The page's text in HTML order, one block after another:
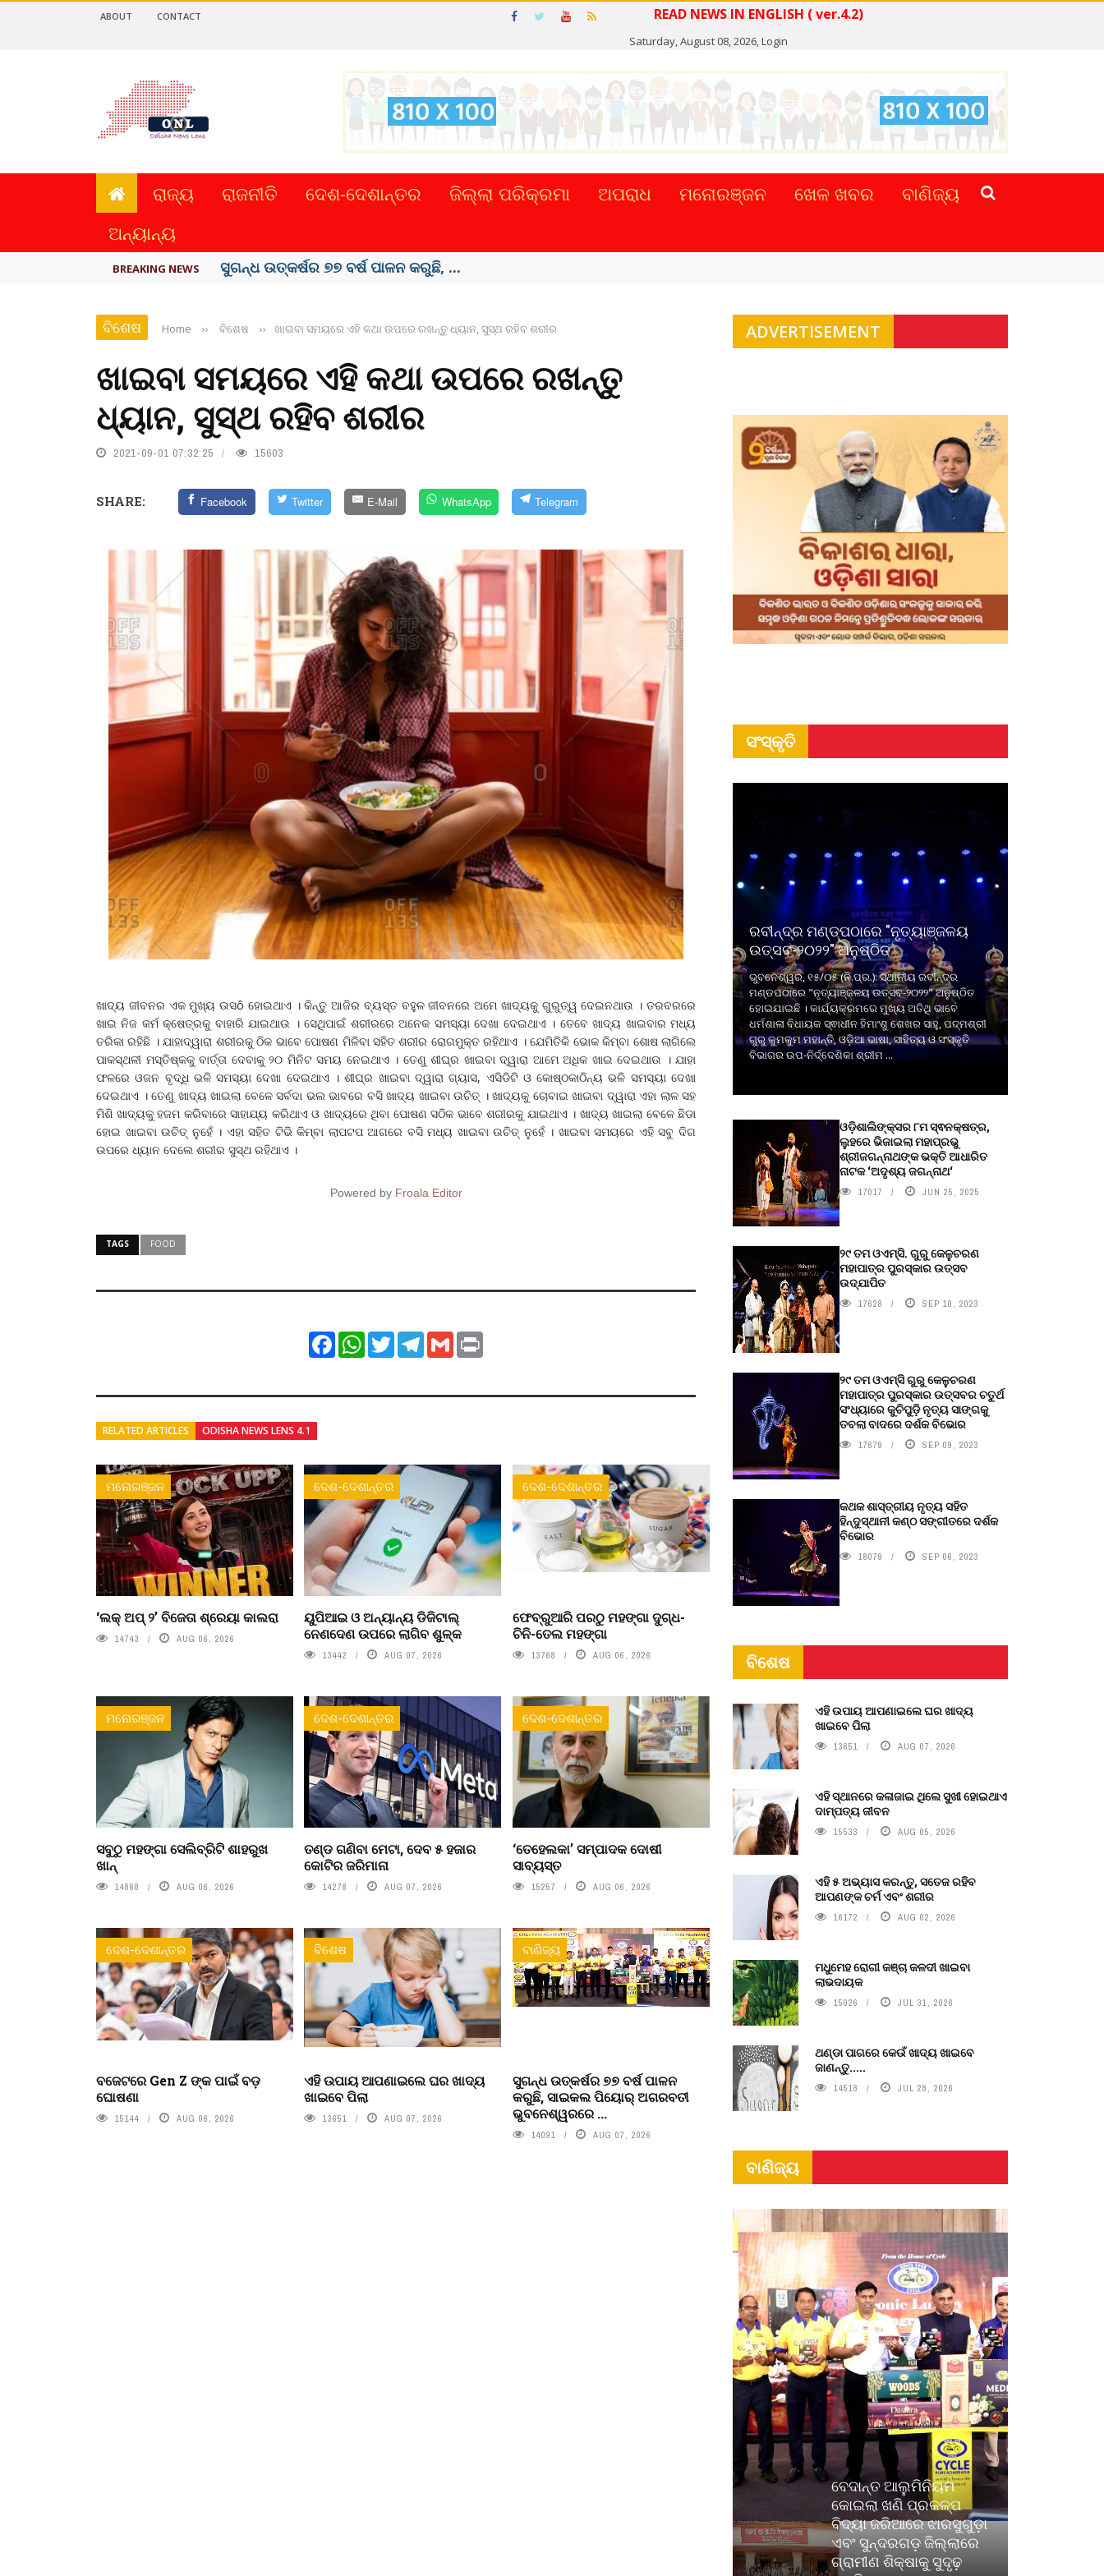
READ NEWS IN ENGLISH ( ver.4.2)
Saturday, August 08, 2026,Login
ABOUT CONTACT
ରାଜ୍ୟ ରାଜନୀତି ଦେଶ-ଦେଶାନ୍ତର ଜିଲ୍ଲା ପରିକ୍ରମା ଅପରାଧ ମନୋରଞ୍ଜନ ଖେଳ ଖବର
ବାଣିଜ୍ୟ
ଅନ୍ୟାନ୍ୟ
BREAKING NEWS ୟୁପିଆଇ ଓ ଅନ୍ୟାନ୍ୟ ଡିଜିଟାଲ୍ ନେଣଦେଣ ...
ବିଶେଷ Home ›› ବିଶେଷ ›› ଖାଇବା ସମୟରେ ଏହି କଥା ଉପରେ ରଖନ୍ତୁ ଧ୍ୟାନ, ସୁସ୍ଥ ରହିବ ଶରୀର
ଖାଇବା ସମୟରେ ଏହି କଥା ଉପରେ ରଖନ୍ତୁ
ଧ୍ୟାନ, ସୁସ୍ଥ ରହିବ ଶରୀର
2021-09-01 07:32:25 15603
SHARE: Facebook Twitter E-Mail WhatsApp Telegram
ଖାଦ୍ୟ ଜୀବନର ଏକ ମୁଖ୍ୟ ଉସô ହୋଇଥାଏ । କିନ୍ତୁ ଆଜିର ବ୍ୟସ୍ତ ବହୁଳ ଜୀବନରେ ଅମେ ଖାଦ୍ୟକୁ ଗୁରୁତ୍ୱ ଦେଇନଥାଉ । ତରବରରେ
ଖାଇ ନିଜ କର୍ମ କ୍ଷେତ୍ରକୁ ବାହାରି ଯାଇଥାଉ । ସେଥିପାଇଁ ଶରୀରରେ ଅନେକ ସମସ୍ୟା ଦେଖା ଦେଇଥାଏ । ତେବେ ଖାଦ୍ୟ ଖାଇବାର ମଧ୍ୟ
ତରିକା ରହିଛି । ଯାହାଦ୍ୱାରା ଶରୀରକୁ ଠିକ ଭାବେ ପୋଷଣ ମିଳିବା ସହିତ ଶରୀର ରୋଗମୁକ୍ତ ରହିଥାଏ । ଯେମିତିକି ଭୋକ କିମ୍ବା ଶୋଷ ଲାଗିଲେ
ପାକସ୍ଥଳୀ ମସ୍ତିଷ୍କକୁ ବାର୍ତ୍ତା ଦେବାକୁ ୨୦ ମିନିଟ ସମୟ ନେଇଥାଏ । ତେଣୁ ଶୀଘ୍ର ଖାଇବା ଦ୍ୱାରା ଆମେ ଅଧିକ ଖାଇ ଦେଇଥାଉ । ଯାହା
ଫଳରେ ଓଜନ ବୃଦ୍ଧି ଭଳି ସମସ୍ୟା ଦେଖା ଦେଇଥାଏ । ଶୀଘ୍ର ଖାଇବା ଦ୍ୱାରା ଗ୍ୟାସ, ଏସିଡିଟି ଓ କୋଷ୍ଠକାଠିନ୍ୟ ଭଳି ସମସ୍ୟା ଦେଖା
ଦେଇଥାଏ । ତେଣୁ ଖାଦ୍ୟ ଖାଇଲା ବେଳେ ସର୍ବଦା ଭଲ ଭାବରେ ବସି ଖାଦ୍ୟ ଖାଇବା ଉଚିତ୍ । ଖାଦ୍ୟକୁ ଚୋବାଇ ଖାଇବା ଦ୍ୱାରା ଏହା ଲାଳ ସହ
ମିଶି ଖାଦ୍ୟକୁ ହଜମ କରିବାରେ ସାହାଯ୍ୟ କରିଥାଏ ଓ ଖାଦ୍ୟରେ ଥିବା ପୋଷଣ ସଠିକ ଭାବେ ଶରୀରକୁ ଯାଇଥାଏ । ଖାଦ୍ୟ ଖାଇଲା ବେଳେ ଛିଡା
ହୋଇ ଖାଇବା ଉଚିତ୍ ନୁହେଁ । ଏହା ସହିତ ଟିଭି କିମ୍ବା ଲାପଟପ ଆଗରେ ବସି ମଧ୍ୟ ଖାଇବା ଉଚିତ୍ ନୁହେଁ । ଖାଇବା ସମୟରେ ଏହି ସବୁ ଦିଗ
ଉପରେ ଧ୍ୟାନ ଦେଲେ ଶରୀର ସୁସ୍ଥ ରହିଥାଏ ।
Powered by Froala Editor
TAGS FOOD
FacebookWhatsApp
TwitterTelegram
Gmail
RELATED ARTICLES ODISHA NEWS LENS 4.1
ମନୋରଞ୍ଜନ
‘ଲକ୍ ଅପ୍ ୨’ ବିଜେତା ଶ୍ରେୟା କାଲରା
14743 AUG 06, 2026
ଦେଶ-ଦେଶାନ୍ତର
ୟୁପିଆଇ ଓ ଅନ୍ୟାନ୍ୟ ଡିଜିଟାଲ୍
ନେଣଦେଣ ଉପରେ ଲାଗିବ ଶୁଳ୍କ
13442 AUG 07, 2026
ଦେଶ-ଦେଶାନ୍ତର
ଫେବ୍ରୁଆରି ପରଠୁ ମହଙ୍ଗା ଦୁଗ୍ଧ-
ଚିନି-ତେଲ ମହଙ୍ଗା
13768 AUG 06, 2026
ମନୋରଞ୍ଜନ
ସବୁଠୁ ମହଙ୍ଗା ସେଲିବ୍ରିଟି ଶାହରୁଖ
ଖାନ୍
14868 AUG 06, 2026
ଦେଶ-ଦେଶାନ୍ତର
ତଣ୍ଡ ଗଣିବା ମେଟା, ଦେବ ୫ ହଜାର
କୋଟିର ଜରିମାନା
14278 AUG 07, 2026
ଦେଶ-ଦେଶାନ୍ତର
‘ତେହେଲକା’ ସମ୍ପାଦକ ଦୋଷୀ
ସାବ୍ୟସ୍ତ
15257 AUG 06, 2026
ଦେଶ-ଦେଶାନ୍ତର
ବଜେଟରେ Gen Z ଙ୍କ ପାଇଁ ବଡ଼
ଘୋଷଣା
15144 AUG 06, 2026
ବିଶେଷ
ଏହି ଉପାୟ ଆପଣାଇଲେ ଘର ଖାଦ୍ୟ
ଖାଇବେ ପିଲା
13651 AUG 07, 2026
ବାଣିଜ୍ୟ
ସୁଗନ୍ଧ ଉତ୍କର୍ଷର ୭୭ ବର୍ଷ ପାଳନ
କରୁଛି, ସାଇକଲ ପିୟୋର୍‌ ଅଗରବତୀ
ଭୁବନେଶ୍ୱରରେ ...
14091 AUG 07, 2026
ADVERTISEMENT
ସଂସ୍କୃତି
ରବୀନ୍ଦ୍ର ମଣ୍ଡପଠାରେ "ନୃତ୍ୟାଞ୍ଜଳୟ
ଉତ୍ସବ-୨୦୨୨" ଅନୁଷ୍ଠିତ
ଭୁବନେଶ୍ୱର, ୧୫/୦୫ (ନି.ପ୍ର.): ସ୍ଥାନୀୟ ରବୀନ୍ଦ୍ର
ମଣ୍ଡପଠାରେ "ନୃତ୍ୟାଞ୍ଜଳୟ ଉତ୍ସବ-୨୦୨୨" ଅନୁଷ୍ଠିତ
ହୋଇଯାଇଛି । କାର୍ଯ୍ୟକ୍ରମରେ ମୁଖ୍ୟ ଅତିଥି ଭାବେ
ଧର୍ମଶାଳା ବିଧାୟକ ସ୍ଵାଧୀନ ହିମାଂଶୁ ଶେଖର ସାହୁ, ପଦ୍ମଶ୍ରୀ
ଗୁରୁ କୁମକୁମ ମହାନ୍ତି, ଓଡ଼ିଆ ଭାଷା, ସାହିତ୍ୟ ଓ ସଂସ୍କୃତି
ବିଭାଗର ଉପ-ନିର୍ଦ୍ଦେଶିକା ଶ୍ରୀମ ...
ଓଡ଼ିଶାଲିଙ୍କ୍ସର ୮ମ ସ୍ଵନକ୍ଷତ୍ର,
ଲୁହରେ ଭିଜାଇଲା ମହାପ୍ରଭୁ
ଶ୍ରୀଜଗନ୍ନାଥଙ୍କ ଭକ୍ତି ଆଧାରିତ
ନାଟକ ‘ଅଦୃଶ୍ୟ ଜଗନ୍ନାଥ‘
17017 JUN 25, 2025
୨୯ ତମ ଓଏମ୍‌ସି. ଗୁରୁ କେଳୁଚରଣ
ମହାପାତ୍ର ପୁରସ୍କାର ଉତ୍ସବ
ଉଦ୍‍ଯାପିତ
17628 SEP 10, 2023
୨୯ ତମ ଓଏମ୍‌ସି ଗୁରୁ କେଳୁଚରଣ
ମହାପାତ୍ର ପୁରସ୍କାର ଉତ୍ସବର ଚତୁର୍ଥ
ସଂଧ୍ୟାରେ କୁଚିପୁଡ଼ି ନୃତ୍ୟ ସାଙ୍ଗକୁ
ତବଲା ବାଦରେ ଦର୍ଶକ ବିଭୋର
17679 SEP 09, 2023
କଥକ ଶାସ୍ତ୍ରୀୟ ନୃତ୍ୟ ସହିତ
ହିନ୍ଦୁସ୍ଥାନୀ କଣ୍ଠ ସଙ୍ଗୀତରେ ଦର୍ଶକ
ବିଭୋର
18079 SEP 06, 2023
ବିଶେଷ
ଏହି ଉପାୟ ଆପଣାଇଲେ ଘର ଖାଦ୍ୟ
ଖାଇବେ ପିଲା
13651 AUG 07, 2026
ଏହି ସ୍ଥାନରେ କଳାଜାଇ ଥିଲେ ସୁଖୀ ହୋଇଥାଏ
ଦାମ୍ପତ୍ୟ ଜୀବନ
15533 AUG 05, 2026
ଏହି ୫ ଅଭ୍ୟାସ କରନ୍ତୁ, ସତେଜ ରହିବ
ଆପଣଙ୍କ ଚର୍ମ ଏବଂ ଶରୀର
16172 AUG 02, 2026
ମଧୁମେହ ରୋଗୀ କଞ୍ଚା କଳଦୀ ଖାଇବା
ଲାଭଦାୟକ
15026 JUL 31, 2026
ଥଣ୍ଡା ପାଗରେ କେଉଁ ଖାଦ୍ୟ ଖାଇବେ
ଜାଣନ୍ତୁ.....
14518 JUL 28, 2026
ବାଣିଜ୍ୟ
ବେଦାନ୍ତ ଆଲୁମିନିୟମ
କୋଇଲା ଖଣି ପ୍ରକଳ୍ପ
ବିଦ୍ୟା ଜରିଆରେ ଝାରସୁଗୁଡ଼ା
ଏବଂ ସୁନ୍ଦରଗଡ଼ ଜିଲ୍ଲାରେ
ଗ୍ରାମୀଣ ଶିକ୍ଷାକୁ ସୁଦୃଢ଼